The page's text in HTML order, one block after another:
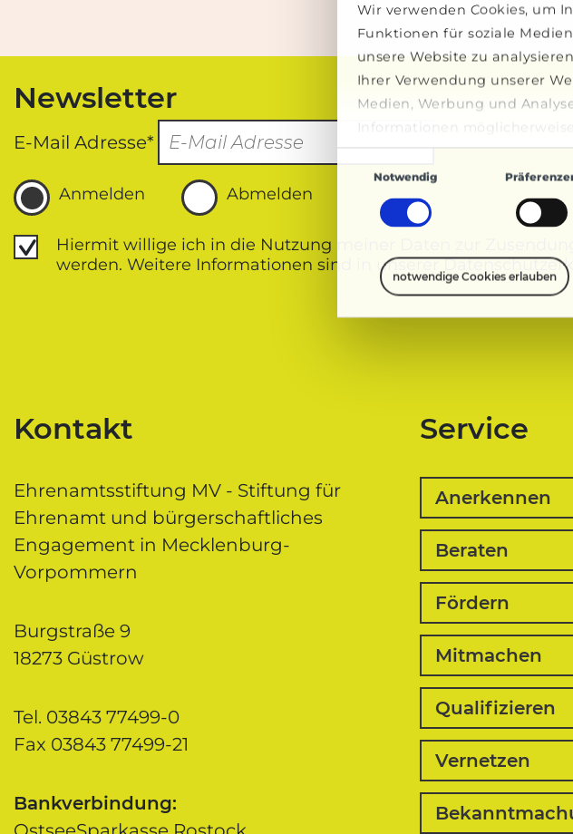
Wir verwenden Cookies, um
Funktionen für soziale
unsere Website zu
Ihrer Verwendung unserer
Medien, Werbung und
Informationen
ihnen bereitgestellt haben
Dienste gesammelt haben.
Notwendig
notwendige Cookies erlauben
Kontakt
Ehrenamtsstiftung MV - Stiftung für
Ehrenamt und bürgerschaftliches
Engagement in Mecklenburg-
Vorpommern
Burgstraße 9
18273 Güstrow
Tel. 03843 77499-0
Fax 03843 77499-21
Bankverbindung:
Service
Anerkennen
Beraten
Fördern
Mitmachen
Qualifizieren
Vernetzen
Newsletter
E-Mail Adresse*
Anmelden Abmelden
Hiermit willige ich in die Nutzung meiner Daten zur
werden. Weitere Informationen sind in unserer